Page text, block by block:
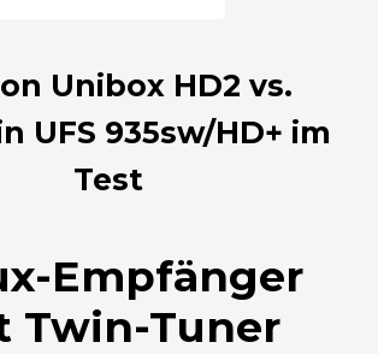
Unibox HD2 vs.
UFS 935sw/HD+ im
Test
Empfänger
Twin-Tuner